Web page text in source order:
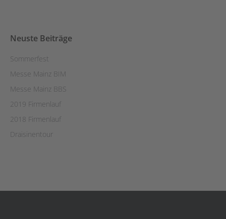
Neuste Beiträge
Sommerfest
Messe Mainz BIM
Messe Mainz BBS
2019 Firmenlauf
2018 Firmenlauf
Draisinentour